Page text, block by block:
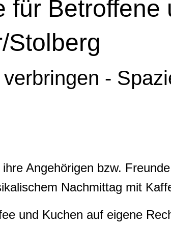
für Betroffene
Stolberg
-
Angehörigen bzw.
Nachmittag mit
und Kuchen auf eigene